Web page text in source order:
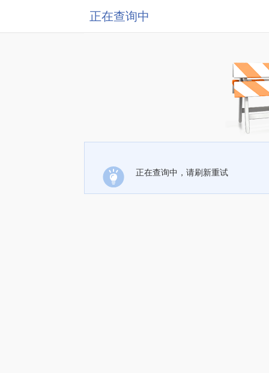
正在查询中
正在查询中，请刷新重试